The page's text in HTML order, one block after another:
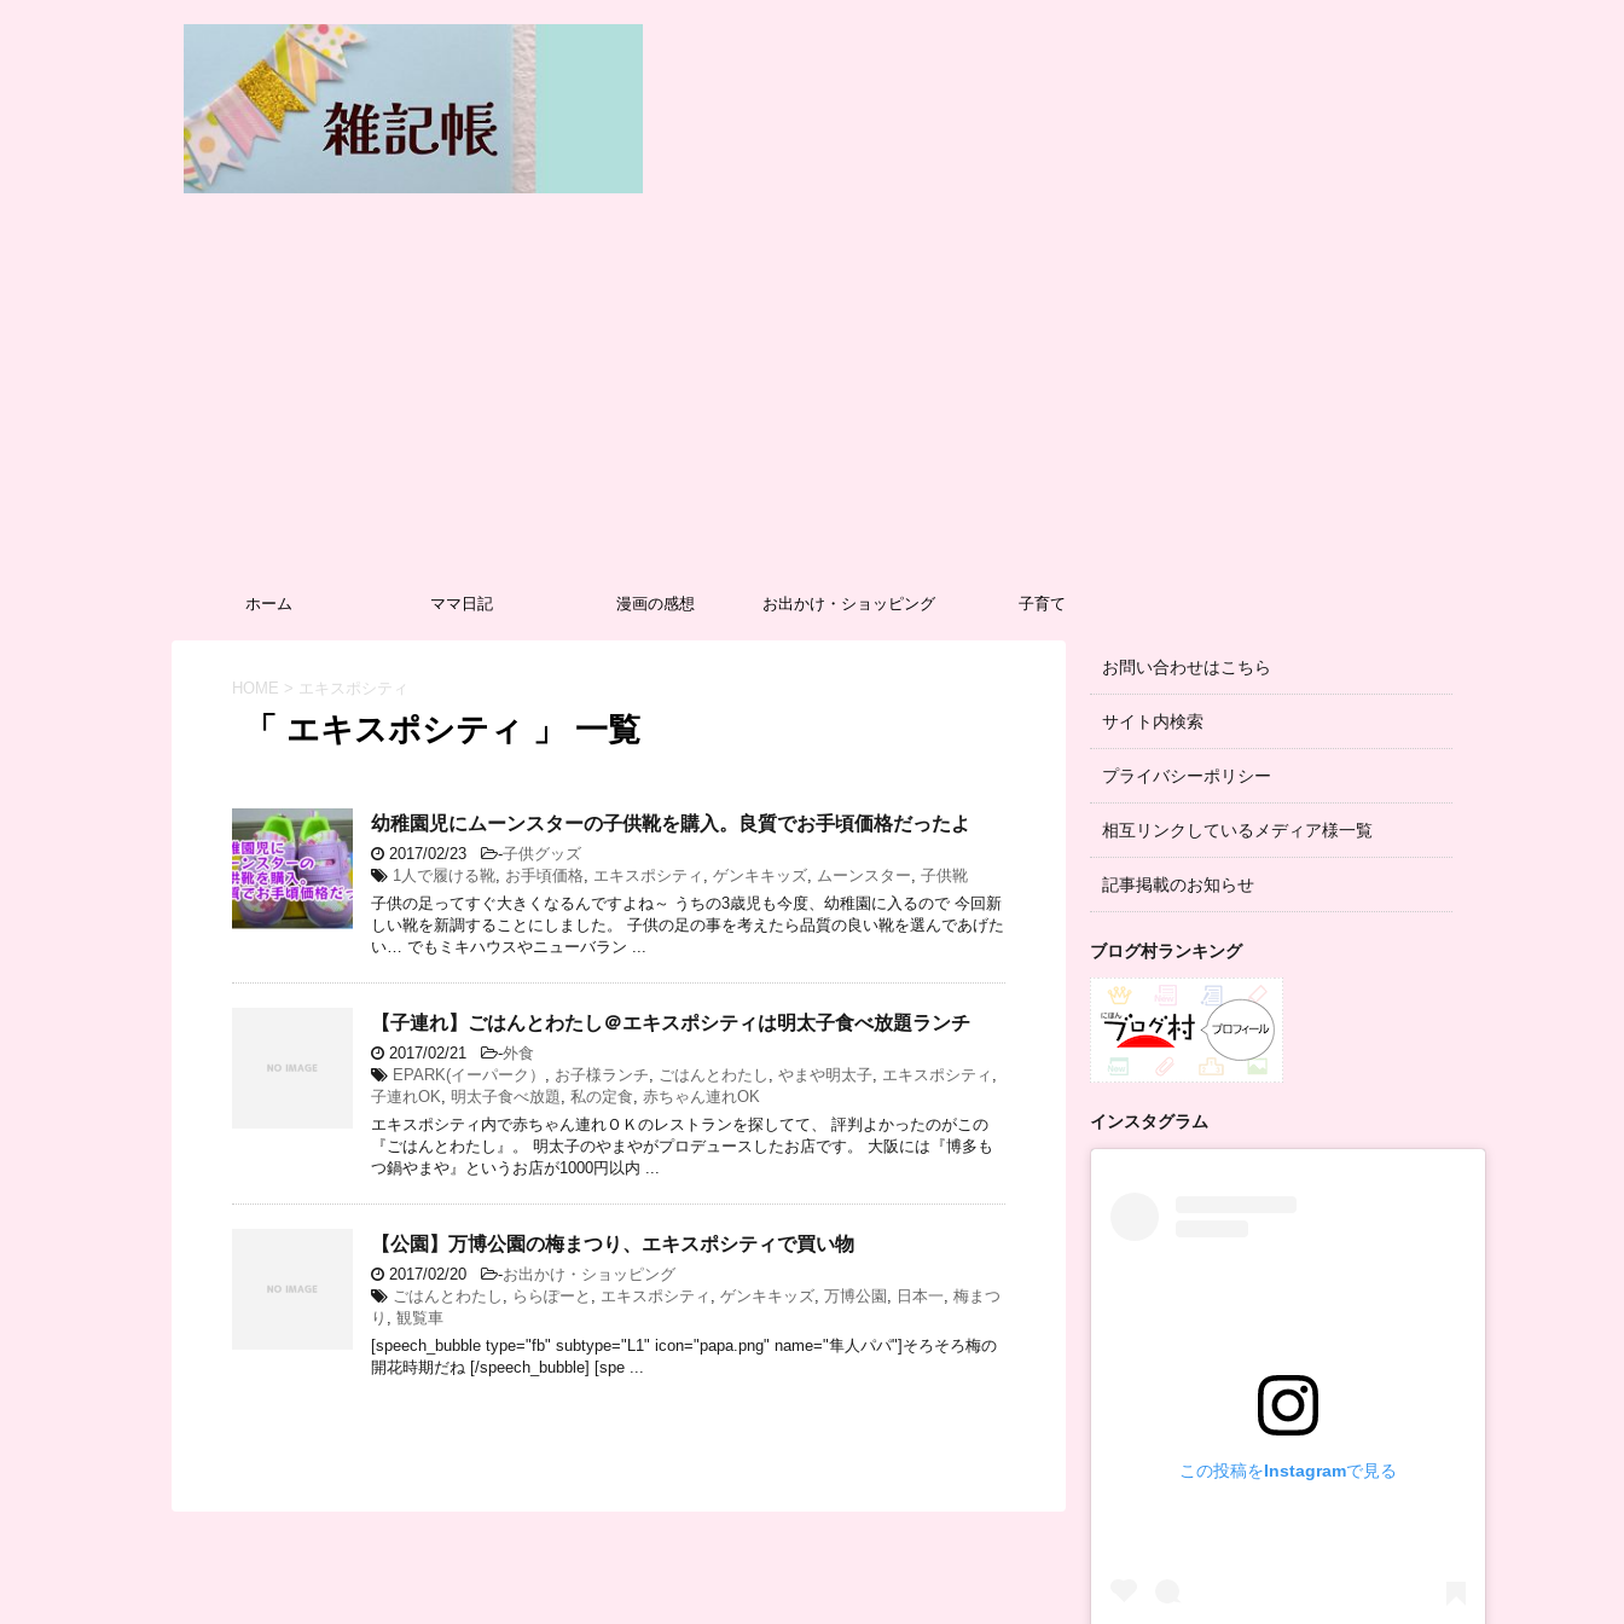
ホーム ママ日記 漫画の感想 お出かけ・ショッピング 子育て
HOME > エキスポシティ
「 エキスポシティ 」 一覧
幼稚園児にムーンスターの子供靴を購入。良質でお手頃価格だったよ
2017/02/23 -子供グッズ
1人で履ける靴 お手頃価格 エキスポシティ ゲンキキッズ ムーンスター 子供靴
子供の足ってすぐ大きくなるんですよね～ うちの3歳児も今度、幼稚園に入るので 今回新
しい靴を新調することにしました。 子供の足の事を考えたら品質の良い靴を選んであげた
い… でもミキハウスやニューバラン ...
【子連れ】ごはんとわたし＠エキスポシティは明太子食べ放題ランチ
2017/02/21 -外食
EPARK(イーパーク）
お子様ランチ ごはんとわたし やまや明太子 エキスポシティ
子連れOK 明太子食べ放題 私の定食 赤ちゃん連れOK
エキスポシティ内で赤ちゃん連れＯＫのレストランを探してて、 評判よかったのがこの
『ごはんとわたし』。 明太子のやまやがプロデュースしたお店です。 大阪には『博多も
つ鍋やまや』というお店が1000円以内 ...
【公園】万博公園の梅まつり、エキスポシティで買い物
2017/02/20 -お出かけ・ショッピング
ごはんとわたし
ららぽーと エキスポシティ ゲンキキッズ 万博公園 日本一 梅まつ
り
観覧車
[speech_bubble type="fb" subtype="L1" icon="papa.png" name="隼人パパ"]そろそろ梅の
開花時期だね [/speech_bubble] [spe ...
お問い合わせはこちら
サイト内検索
プライバシーポリシー
相互リンクしているメディア様一覧
記事掲載のお知らせ
ブログ村ランキング
インスタグラム
この投稿をInstagramで見る